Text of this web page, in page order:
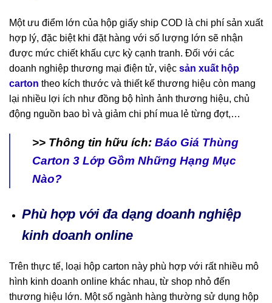
Một ưu điểm lớn của hộp giấy ship COD là chi phí sản xuất
hợp lý, đặc biệt khi đặt hàng với số lượng lớn sẽ nhận
được mức chiết khấu cực kỳ cạnh tranh. Đối với các
doanh nghiệp thương mại điện tử, việc sản xuất hộp
carton theo kích thước và thiết kế thương hiệu còn mang
lại nhiều lợi ích như đồng bộ hình ảnh thương hiệu, chủ
động nguồn bao bì và giảm chi phí mua lẻ từng đợt,…
>> Thông tin hữu ích: Báo Giá Thùng
Carton 3 Lớp Gồm Những Hạng Mục
Nào?
Phù hợp với đa dạng doanh nghiệp
kinh doanh online
Trên thực tế, loại hộp carton này phù hợp với rất nhiều mô
hình kinh doanh online khác nhau, từ shop nhỏ đến
thương hiệu lớn. Một số ngành hàng thường sử dụng hộp